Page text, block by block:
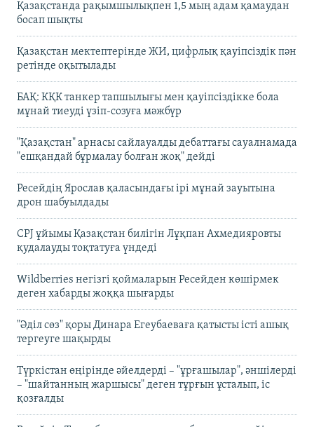
Қазақстанда рақымшылықпен 1,5 мың адам қамаудан
босап шықты
Қазақстан мектептерінде ЖИ, цифрлық қауіпсіздік пән
ретінде оқытылады
БАҚ: КҚК танкер тапшылығы мен қауіпсіздікке бола
мұнай тиеуді үзіп-созуға мәжбүр
"Қазақстан" арнасы сайлауалды дебаттағы сауалнамада
"ешқандай бұрмалау болған жоқ" дейді
Ресейдің Ярослав қаласындағы ірі мұнай зауытына
дрон шабуылдады
CPJ ұйымы Қазақстан билігін Лұқпан Ахмедияровты
қудалауды тоқтатуға үндеді
Wildberries негізгі қоймаларын Ресейден көшірмек
деген хабарды жоққа шығарды
"Әділ сөз" қоры Динара Егеубаеваға қатысты істі ашық
тергеуге шақырды
Түркістан өңірінде әйелдерді – "ұрғашылар", әншілерді
– "шайтанның жаршысы" деген тұрғын ұсталып, іс
қозғалды